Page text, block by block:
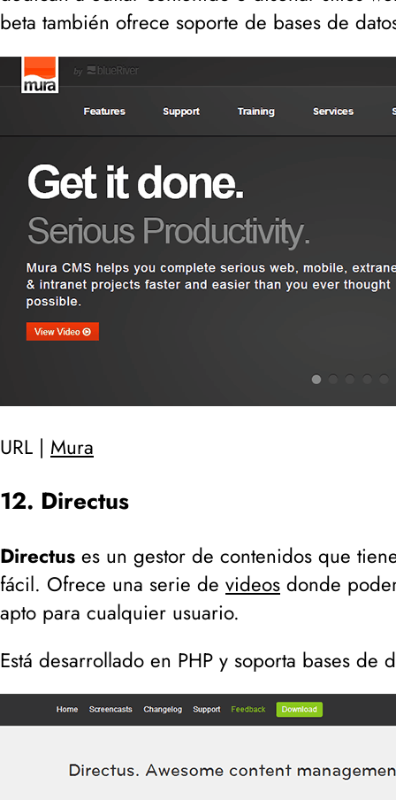
beta también ofrece soporte de bases de
URL | Mura
12. Directus
Directus es un gestor de contenidos que
fácil. Ofrece una serie de videos donde
apto para cualquier usuario.
Está desarrollado en PHP y soporta bases de